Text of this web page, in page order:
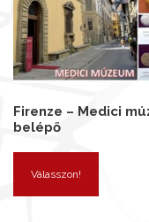
Firenze – Medici
belépő
Válasszon!